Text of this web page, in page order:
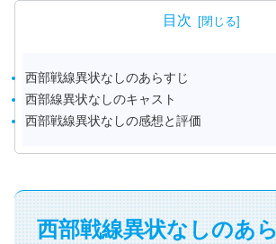
目次
西部戦線異状なしのあらすじ
西部線異状なしのキャスト
西部戦線異状なしの感想と評価
西部戦線異状なしのあ